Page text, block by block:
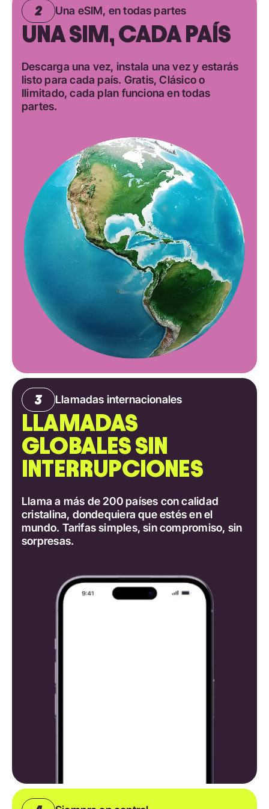
Una eSIM, en todas partes
UNA SIM, CADA PAÍS
Descarga una vez, instala una vez y estarás
listo para cada país. Gratis, Clásico o
Ilimitado, cada plan funciona en todas
partes.
Llamadas internacionales
LLAMADAS
GLOBALES SIN
INTERRUPCIONES
Llama a más de 200 países con calidad
cristalina, dondequiera que estés en el
mundo. Tarifas simples, sin compromiso, sin
sorpresas.